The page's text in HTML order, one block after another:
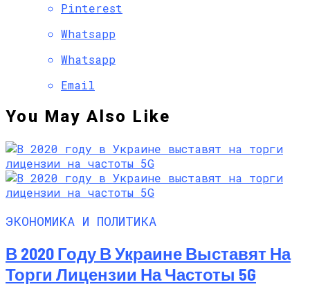
Pinterest
Whatsapp
Whatsapp
Email
You May Also Like
ЭКОНОМИКА И ПОЛИТИКА
В 2020 Году В Украине Выставят На
Торги Лицензии На Частоты 5G